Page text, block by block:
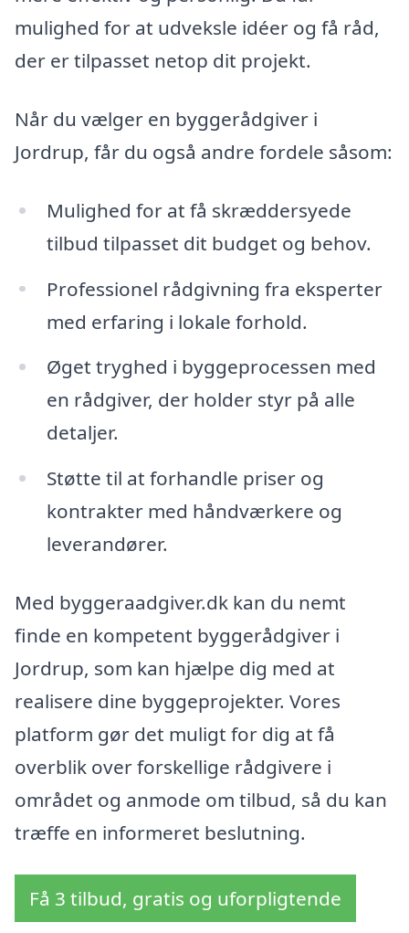
mulighed for at udveksle idéer og få råd,
der er tilpasset netop dit projekt.
Når du vælger en byggerådgiver i
Jordrup, får du også andre fordele såsom:
Mulighed for at få skræddersyede
tilbud tilpasset dit budget og behov.
Professionel rådgivning fra eksperter
med erfaring i lokale forhold.
Øget tryghed i byggeprocessen med
en rådgiver, der holder styr på alle
detaljer.
Støtte til at forhandle priser og
kontrakter med håndværkere og
leverandører.
Med byggeraadgiver.dk kan du nemt
finde en kompetent byggerådgiver i
Jordrup, som kan hjælpe dig med at
realisere dine byggeprojekter. Vores
platform gør det muligt for dig at få
overblik over forskellige rådgivere i
området og anmode om tilbud, så du kan
træffe en informeret beslutning.
Få 3 tilbud, gratis og uforpligtende